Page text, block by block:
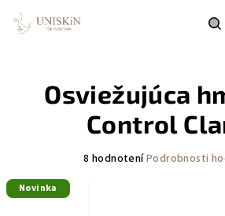
obsah
Osviežujúca
Control
Priemerné
8 hodnoteníPodrobnosti
Novinka